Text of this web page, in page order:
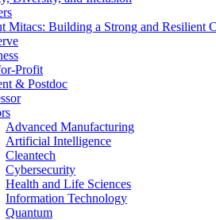
Mitacs: Building a Strong and Resilient
Profit
& Postdoc
Advanced Manufacturing
Artificial Intelligence
Cleantech
Cybersecurity
Health and Life Sciences
Information Technology
Quantum